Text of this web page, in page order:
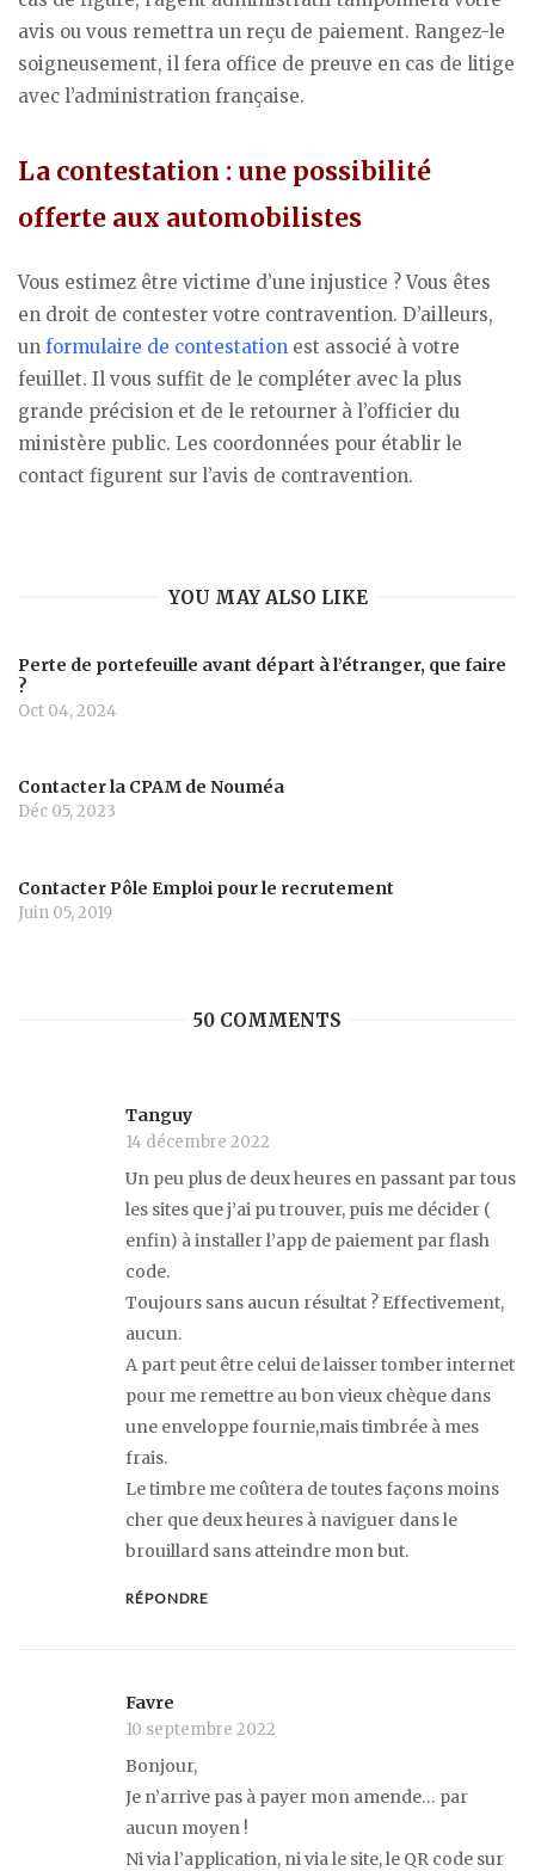
avis ou vous remettra un reçu de paiement. Rangez-le
soigneusement, il fera office de preuve en cas de litige
avec l’administration française.
La contestation : une possibilité
offerte aux automobilistes
Vous estimez être victime d’une injustice ? Vous êtes
en droit de contester votre contravention. D’ailleurs,
un formulaire de contestation est associé à votre
feuillet. Il vous suffit de le compléter avec la plus
grande précision et de le retourner à l’officier du
ministère public. Les coordonnées pour établir le
contact figurent sur l’avis de contravention.
YOU MAY ALSO LIKE
Perte de portefeuille avant départ à l’étranger, que faire
?
Oct 04, 2024
Contacter la CPAM de Nouméa
Déc 05, 2023
Contacter Pôle Emploi pour le recrutement
Juin 05, 2019
50 COMMENTS
Tanguy
14 décembre 2022
Un peu plus de deux heures en passant par tous
les sites que j’ai pu trouver, puis me décider (
enfin) à installer l’app de paiement par flash
code.
Toujours sans aucun résultat ? Effectivement,
aucun.
A part peut être celui de laisser tomber internet
pour me remettre au bon vieux chèque dans
une enveloppe fournie,mais timbrée à mes
frais.
Le timbre me coûtera de toutes façons moins
cher que deux heures à naviguer dans le
brouillard sans atteindre mon but.
RÉPONDRE
Favre
10 septembre 2022
Bonjour,
Je n’arrive pas à payer mon amende… par
aucun moyen !
Ni via l’application, ni via le site, le QR code sur